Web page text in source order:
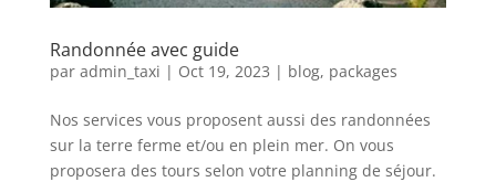
Randonnée avec guide
par admin_taxi | Oct 19, 2023 | blog, packages
Nos services vous proposent aussi des randonnées
sur la terre ferme et/ou en plein mer. On vous
proposera des tours selon votre planning de séjour.